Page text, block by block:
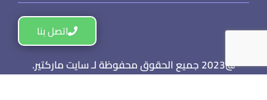
اتصل بنا
@2023 جميع الحقوق محفوظة لـ سايت ماركتير.